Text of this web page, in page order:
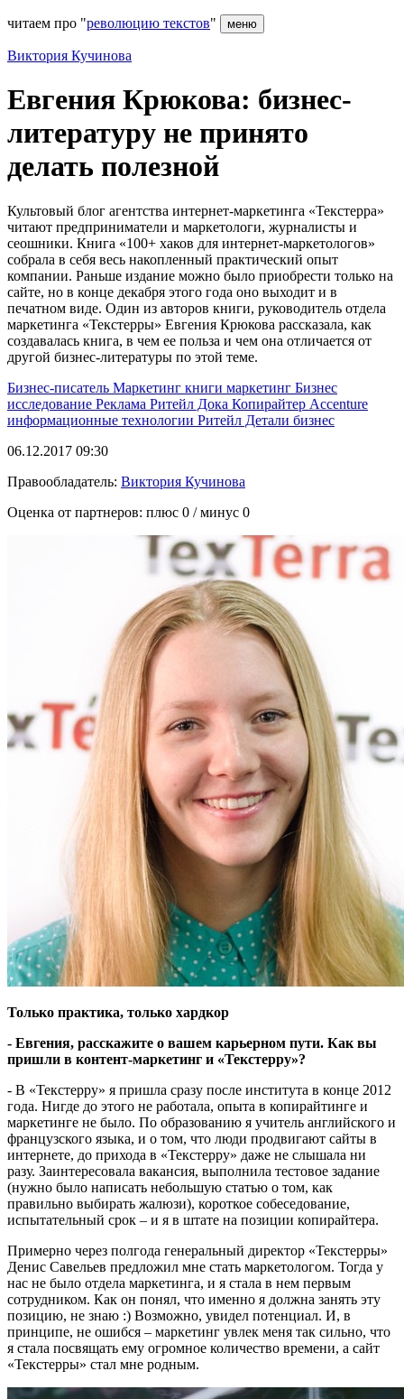
читаем про "революцию текстов" меню
Виктория Кучинова
Евгения Крюкова: бизнес-
литературу не принято
делать полезной
Культовый блог агентства интернет-маркетинга «Текстерра»
читают предприниматели и маркетологи, журналисты и
сеошники. Книга «100+ хаков для интернет-маркетологов»
собрала в себя весь накопленный практический опыт
компании. Раньше издание можно было приобрести только на
сайте, но в конце декабря этого года оно выходит и в
печатном виде. Один из авторов книги, руководитель отдела
маркетинга «Текстерры» Евгения Крюкова рассказала, как
создавалась книга, в чем ее польза и чем она отличается от
другой бизнес-литературы по этой теме.
Бизнес-писатель Маркетинг книги маркетинг Бизнес
исследование Реклама Ритейл Дока Копирайтер Accenture
информационные технологии Ритейл Детали бизнес
06.12.2017 09:30
Правообладатель: Виктория Кучинова
Оценка от партнеров: плюс 0 / минус 0
Только практика, только хардкор
- Евгения, расскажите о вашем карьерном пути. Как вы
пришли в контент-маркетинг и «Текстерру»?
- В «Текстерру» я пришла сразу после института в конце 2012
года. Нигде до этого не работала, опыта в копирайтинге и
маркетинге не было. По образованию я учитель английского и
французского языка, и о том, что люди продвигают сайты в
интернете, до прихода в «Текстерру» даже не слышала ни
разу. Заинтересовала вакансия, выполнила тестовое задание
(нужно было написать небольшую статью о том, как
правильно выбирать жалюзи), короткое собеседование,
испытательный срок – и я в штате на позиции копирайтера.
Примерно через полгода генеральный директор «Текстерры»
Денис Савельев предложил мне стать маркетологом. Тогда у
нас не было отдела маркетинга, и я стала в нем первым
сотрудником. Как он понял, что именно я должна занять эту
позицию, не знаю :) Возможно, увидел потенциал. И, в
принципе, не ошибся – маркетинг увлек меня так сильно, что
я стала посвящать ему огромное количество времени, а сайт
«Текстерры» стал мне родным.